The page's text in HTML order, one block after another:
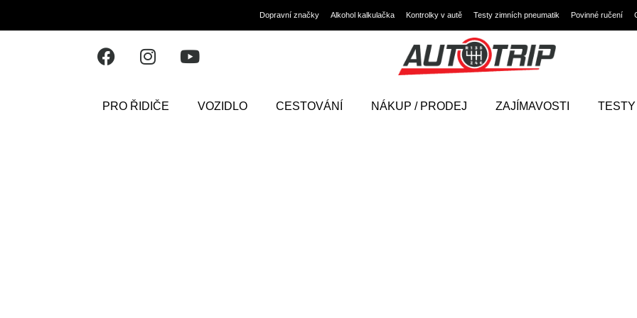
Dopravní značky Alkohol kalkulačka Kontrolky v autě Testy zimních pneumatik Povinné ručení
PRO ŘIDIČE VOZIDLO CESTOVÁNÍ NÁKUP / PRODEJ ZAJÍMAVOSTI TESTY